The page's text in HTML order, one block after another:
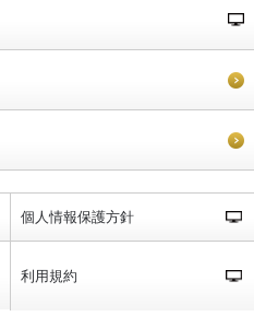
個人情報保護方針
利用規約